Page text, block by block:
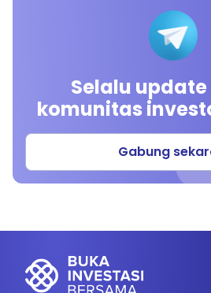
Selalu
komunitas
Gabung